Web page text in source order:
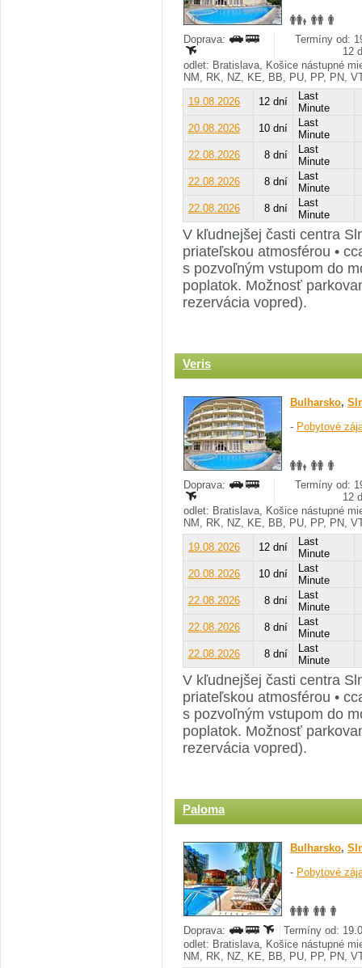
Doprava:
Termíny od:
12
odlet: Bratislava, Košice nástupné
NM, RK, NZ, KE, BB, PU, PP, PN,
19.08.2026
12 dní
Last
Minute
20.08.2026
10 dní
Last
Minute
22.08.2026
8 dní
Last
Minute
22.08.2026
8 dní
Last
Minute
22.08.2026
8 dní
Last
Minute
V kľudnejšej časti centra
priateľskou atmosférou •
s pozvoľným vstupom do
poplatok. Možnosť
rezervácia vopred).
Veris
Bulharsko,
- Pobytové
Doprava:
Termíny od:
12
odlet: Bratislava, Košice nástupné
NM, RK, NZ, KE, BB, PU, PP, PN,
19.08.2026
12 dní
Last
Minute
20.08.2026
10 dní
Last
Minute
22.08.2026
8 dní
Last
Minute
22.08.2026
8 dní
Last
Minute
22.08.2026
8 dní
Last
Minute
V kľudnejšej časti centra
priateľskou atmosférou •
s pozvoľným vstupom do
poplatok. Možnosť
rezervácia vopred).
Paloma
Bulharsko,
- Pobytové
Doprava:
Termíny od:
odlet: Bratislava, Košice nástupné
NM, RK, NZ, KE, BB, PU, PP, PN,